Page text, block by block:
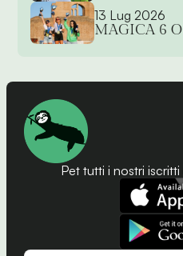
13 Lug 2026
MAGICA 6
Pet tutti i nostri